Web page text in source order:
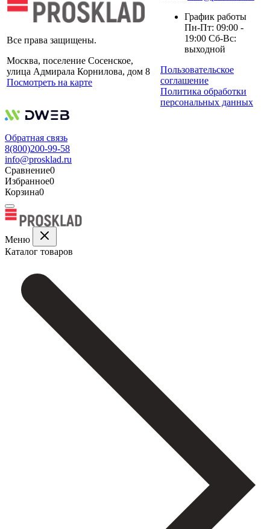
Все права защищены.
Москва, поселение Сосенское,
улица Адмирала Корнилова, дом 8
Посмотреть на карте
График работы
Пн-Пт: 09:00 -
19:00 Сб-Вс:
выходной
Пользовательское
соглашение
Политика обработки
персональных данных
Обратная связь
8(800)200-99-58
info@prosklad.ru
Сравнение0
Избранное0
Корзина0
Меню
Каталог товаров